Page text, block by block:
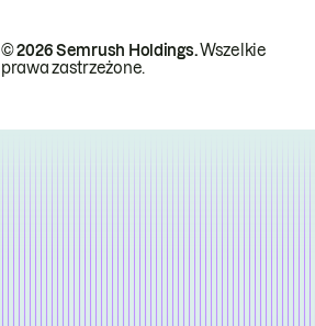
© 2026 Semrush Holdings.Wszelkie
prawa zastrzeżone.